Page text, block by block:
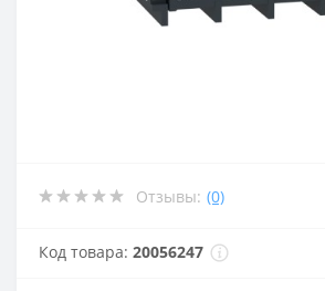
Отзывы: (0)
Код товара: 20056247